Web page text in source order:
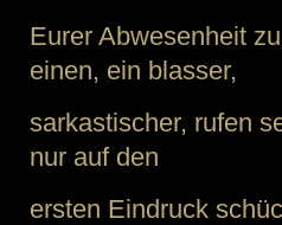
Eurer Abwesenheit
einen, ein blasser,
sarkastischer, rufen
nur auf den
ersten Eindruck